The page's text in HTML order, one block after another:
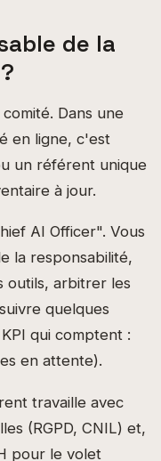
de la
Dans une
en ligne, c'est
un référent unique
à jour.
AI Officer". Vous
la responsabilité,
outils, arbitrer les
quelques
qui comptent :
en attente).
travaille avec
(RGPD, CNIL) et,
pour le volet